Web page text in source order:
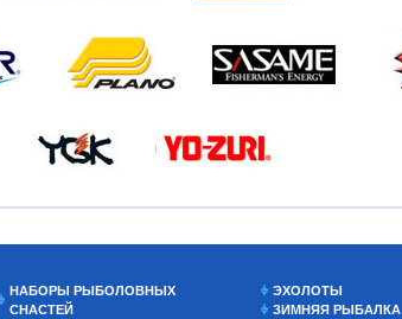
НАБОРЫ РЫБОЛОВНЫХ
СНАСТЕЙ
ЭХОЛОТЫ
ЗИМНЯЯ РЫБАЛКА